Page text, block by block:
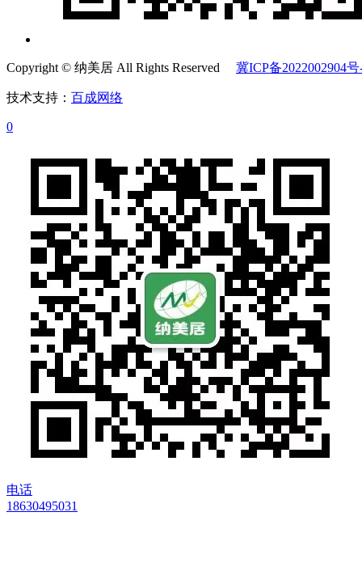
Copyright © 纳美居 All Rights Reserved 冀ICP备2022002904号
技术支持： 百成网络
0
电话
18630495031